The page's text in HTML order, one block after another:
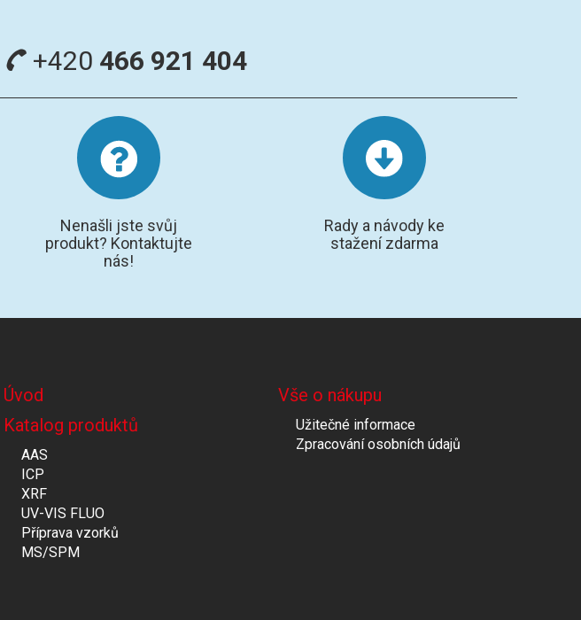
+420 466 921 404
Nenašli jste svůj
produkt? Kontaktujte
nás!
Rady a návody ke
stažení zdarma
Úvod
Katalog produktů
AAS
ICP
XRF
UV-VIS FLUO
Příprava vzorků
MS/SPM
Vše o nákupu
Užitečné informace
Zpracování osobních údajů